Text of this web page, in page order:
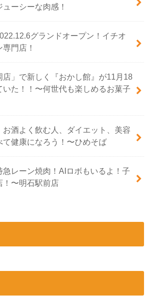
ーシーな肉感！
グランドオープン！イチオ
門店！
店」で新しく『おかし館』が11月18
いた！！〜何世代も楽しめるお菓子
お酒よく飲む人、ダイエット、美容
て健康になろう！〜ひめそば
レーン焼肉！AIロボもいるよ！子
！〜明石駅前店